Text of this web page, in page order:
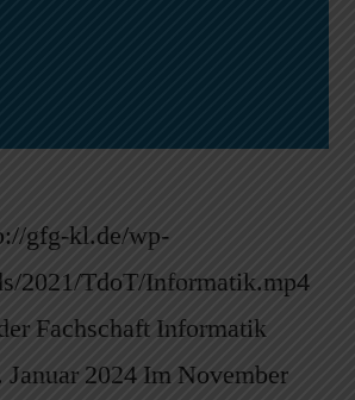
gfg-kl.de/wp-
2021/TdoT/Informatik.mp4
Fachschaft Informatik
2024 Im November